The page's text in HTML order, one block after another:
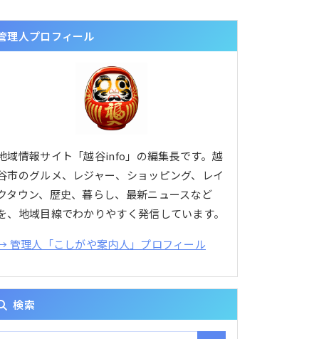
理人プロフィール
域情報サイト「越谷info」の編集長です。越
市のグルメ、レジャー、ショッピング、レイ
タウン、歴史、暮らし、最新ニュースなど
、地域目線でわかりやすく発信しています。
管理人「こしがや案内人」プロフィール
検索